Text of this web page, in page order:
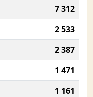
7 312
2 533
2 387
1 471
1 161